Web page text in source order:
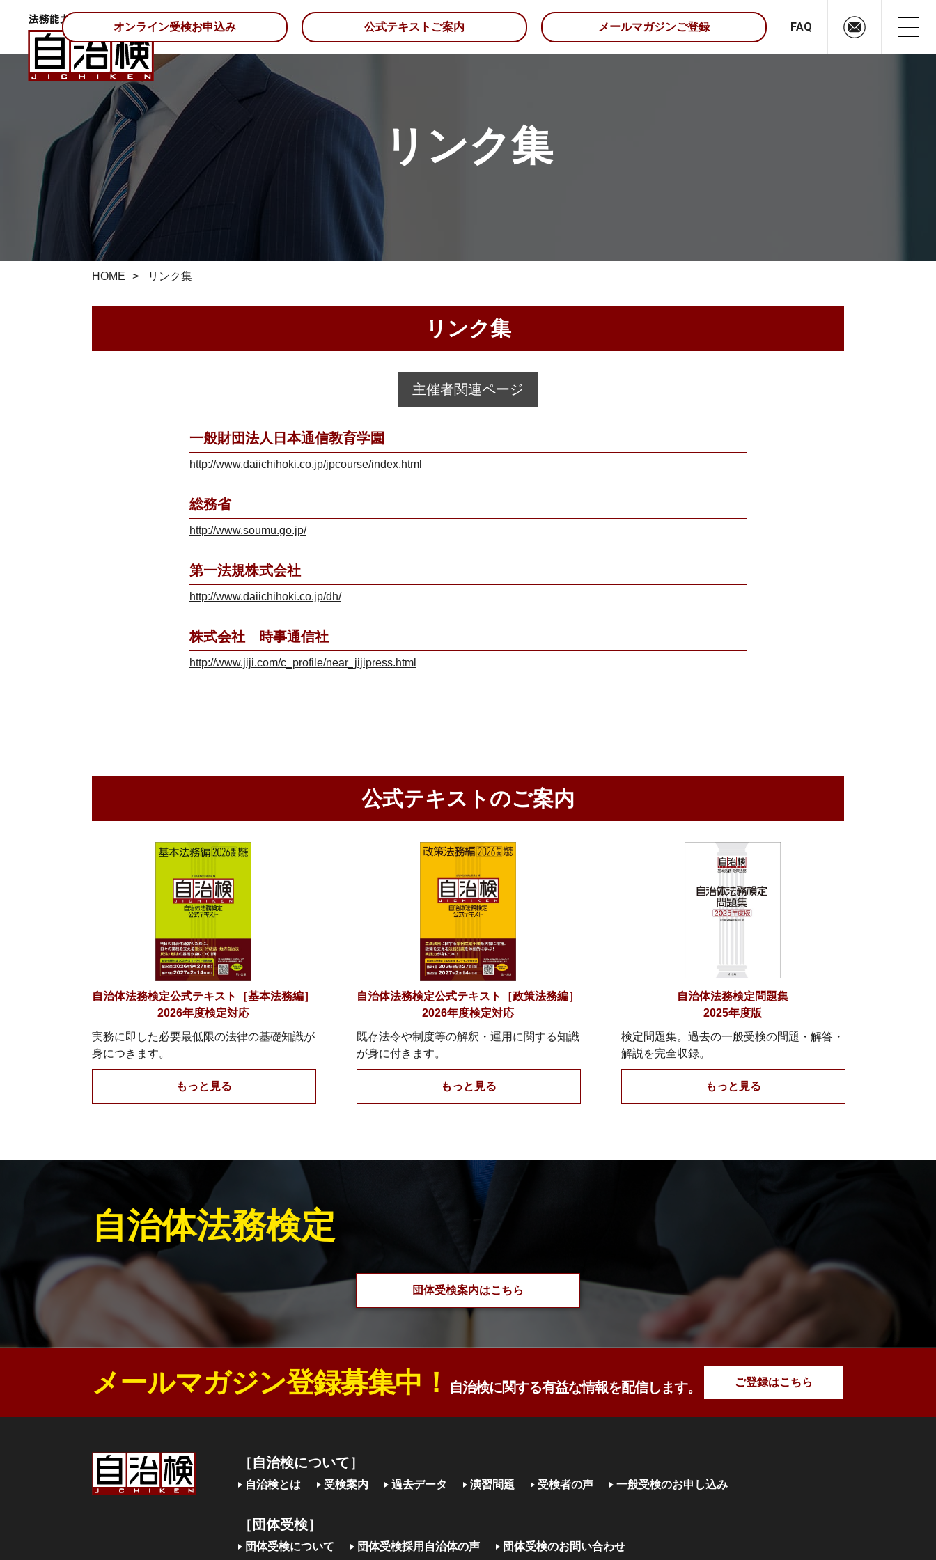
リンク集
HOME リンク集
リンク集
主催者関連ページ
一般財団法人日本通信教育学園
http://www.daiichihoki.co.jp/jpcourse/index.html
総務省
http://www.soumu.go.jp/
第一法規株式会社
http://www.daiichihoki.co.jp/dh/
株式会社 時事通信社
http://www.jiji.com/c_profile/near_jijipress.html
オンライン受検お申込み 公式テキストご案内 メールマガジンご登録 FAQ
公式テキストのご案内
自治体法務検定公式テキスト［基本法務編］
2026年度検定対応
実務に即した必要最低限の法律の基礎知識が
身につきます。
もっと見る
自治体法務検定公式テキスト［政策法務編］
2026年度検定対応
既存法令や制度等の解釈・運用に関する知識
が身に付きます。
もっと見る
自治体法務検定問題集
2025年度版
検定問題集。過去の一般受検の問題・解答・
解説を完全収録。
もっと見る
自治体法務検定
団体受検案内はこちら
メールマガジン登録募集中！ 自治検に関する有益な情報を配信します。 ご登録はこちら
［自治検について］
自治検とは 受検案内 過去データ 演習問題 受検者の声 一般受検のお申し込み
［団体受検］
団体受検について 団体受検採用自治体の声 団体受検のお問い合わせ